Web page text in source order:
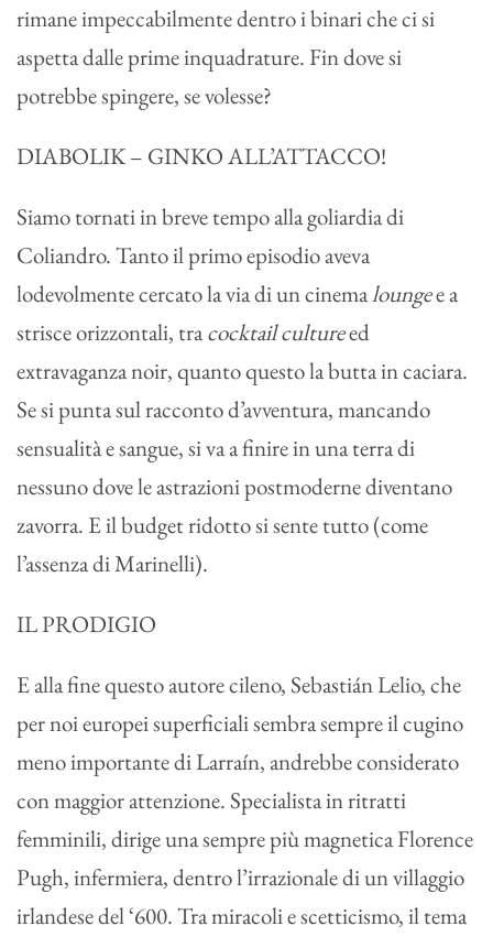
rimane impeccabilmente dentro i binari che ci si
aspetta dalle prime inquadrature. Fin dove si
potrebbe spingere, se volesse?
DIABOLIK – GINKO ALL’ATTACCO!
Siamo tornati in breve tempo alla goliardia di
Coliandro. Tanto il primo episodio aveva
lodevolmente cercato la via di un cinemaloungee a
strisce orizzontali, tracocktail cultureed
extravaganza noir, quanto questo la butta in caciara.
Se si punta sul racconto d’avventura, mancando
sensualità e sangue, si va a finire in una terra di
nessuno dove le astrazioni postmoderne diventano
zavorra. E il budget ridotto si sente tutto (come
l’assenza di Marinelli).
IL PRODIGIO
E alla fine questo autore cileno, Sebastián Lelio, che
per noi europei superficiali sembra sempre il cugino
meno importante di Larraín, andrebbe considerato
con maggior attenzione. Specialista in ritratti
femminili, dirige una sempre più magnetica Florence
Pugh, infermiera, dentro l’irrazionale di un villaggio
irlandese del ‘600. Tra miracoli e scetticismo, il tema